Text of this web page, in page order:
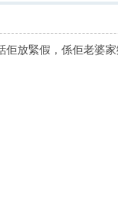
放緊假，係佢老婆